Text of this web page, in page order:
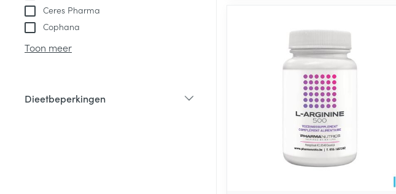
Ceres Pharma
Cophana
Toon meer
Dieetbeperkingen